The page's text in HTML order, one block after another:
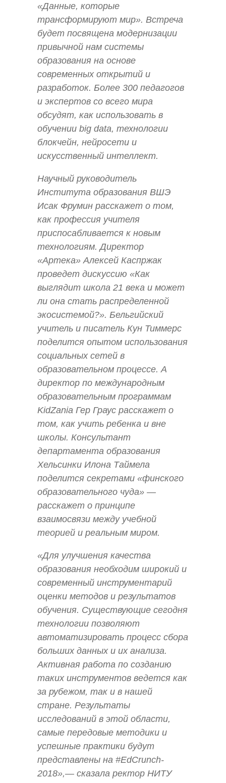
«Данные, которые
трансформируют мир». Встреча
будет посвящена модернизации
привычной нам системы
образования на основе
современных открытий и
разработок. Более 300 педагогов
и экспертов со всего мира
обсудят, как использовать в
обучении big data, технологии
блокчейн, нейросети и
искусственный интеллект.
Научный руководитель
Института образования ВШЭ
Исак Фрумин расскажет о том,
как профессия учителя
приспосабливается к новым
технологиям. Директор
«Артека» Алексей Каспржак
проведет дискуссию «Как
выглядит школа 21 века и может
ли она стать распределенной
экосистемой?». Бельгийский
учитель и писатель Кун Тиммерс
поделится опытом использования
социальных сетей в
образовательном процессе. А
директор по международным
образовательным программам
KidZania Гер Граус расскажет о
том, как учить ребенка и вне
школы. Консультант
департамента образования
Хельсинки Илона Таймела
поделится секретами «финского
образовательного чуда» —
расскажет о принципе
взаимосвязи между учебной
теорией и реальным миром.
«Для улучшения качества
образования необходим широкий и
современный инструментарий
оценки методов и результатов
обучения. Существующие сегодня
технологии позволяют
автоматизировать процесс сбора
больших данных и их анализа.
Активная работа по созданию
таких инструментов ведется как
за рубежом, так и в нашей
стране. Результаты
исследований в этой области,
самые передовые методики и
успешные практики будут
представлены на #EdCrunch-
2018»,— сказала ректор НИТУ